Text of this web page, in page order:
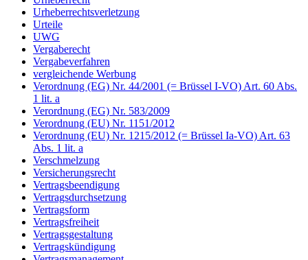
Urheberrechtsverletzung
Urteile
UWG
Vergaberecht
Vergabeverfahren
vergleichende Werbung
Verordnung (EG) Nr. 44/2001 (= Brüssel I-VO) Art. 60 Abs.
1 lit. a
Verordnung (EG) Nr. 583/2009
Verordnung (EU) Nr. 1151/2012
Verordnung (EU) Nr. 1215/2012 (= Brüssel Ia-VO) Art. 63
Abs. 1 lit. a
Verschmelzung
Versicherungsrecht
Vertragsbeendigung
Vertragsdurchsetzung
Vertragsform
Vertragsfreiheit
Vertragsgestaltung
Vertragskündigung